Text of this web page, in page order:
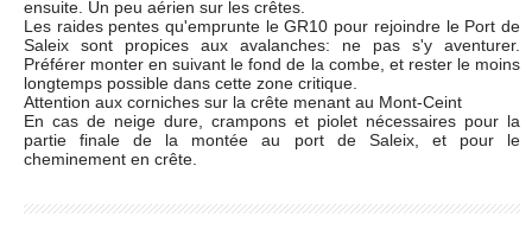
ensuite. Un peu aérien sur les crêtes.
Les raides pentes qu'emprunte le GR10 pour rejoindre le Port de
Saleix sont propices aux avalanches: ne pas s'y aventurer.
Préférer monter en suivant le fond de la combe, et rester le moins
longtemps possible dans cette zone critique.
Attention aux corniches sur la crête menant au Mont-Ceint
En cas de neige dure, crampons et piolet nécessaires pour la
partie finale de la montée au port de Saleix, et pour le
cheminement en crête.